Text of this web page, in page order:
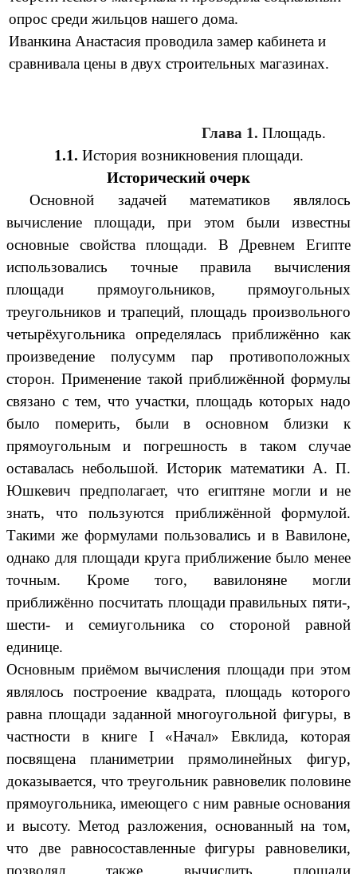
опрос среди жильцов нашего дома.
Иванкина Анастасия проводила замер кабинета и
сравнивала цены в двух строительных магазинах.
Глава 1. Площадь.
1.1. История возникновения площади.
Исторический очерк
Основной задачей математиков являлось
вычисление площади, при этом были известны
основные свойства площади. В Древнем Египте
использовались точные правила вычисления
площади прямоугольников, прямоугольных
треугольников и трапеций, площадь произвольного
четырёхугольника определялась приближённо как
произведение полусумм пар противоположных
сторон. Применение такой приближённой формулы
связано с тем, что участки, площадь которых надо
было померить, были в основном близки к
прямоугольным и погрешность в таком случае
оставалась небольшой. Историк математики А. П.
Юшкевич предполагает, что египтяне могли и не
знать, что пользуются приближённой формулой.
Такими же формулами пользовались и в Вавилоне,
однако для площади круга приближение было менее
точным. Кроме того, вавилоняне могли
приближённо посчитать площади правильных пяти-,
шести- и семиугольника со стороной равной
единице.
Основным приёмом вычисления площади при этом
являлось построение квадрата, площадь которого
равна площади заданной многоугольной фигуры, в
частности в книге I «Начал» Евклида, которая
посвящена планиметрии прямолинейных фигур,
доказывается, что треугольник равновелик половине
прямоугольника, имеющего с ним равные основания
и высоту. Метод разложения, основанный на том,
что две равносоставленные фигуры равновелики,
позволял также вычислить площади